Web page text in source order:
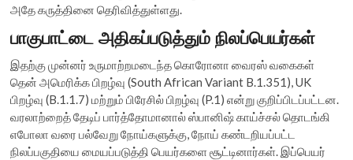
அதே கருத்தினை தெரிவித்துள்ளது.
பாகுபாட்டை அதிகப்படுத்தும் நிலப்பெயர்கள்
இதற்கு முன்னர் உருமாற்றமடைந்த கொரோனா வைரஸ் வகைகள்
தென் அமெரிக்க பிறழ்வு (South African Variant B.1.351), UK
பிறழ்வு (B.1.1.7) மற்றும் பிரேசில் பிறழ்வு (P.1) என்று குறிப்பிடப்பட்டன.
வரலாற்றைத் தேடிப் பார்த்தோமானால் ஸ்பானிஷ் காய்ச்சல் தொடங்கி
எபோலா வரை பல்வேறு நோய்களுக்கு, நோய் கண்டறியப்பட்ட
நிலப்பகுதியை மையப்படுத்தி பெயர்களை சூட்டினார்கள். இப்பெயர்